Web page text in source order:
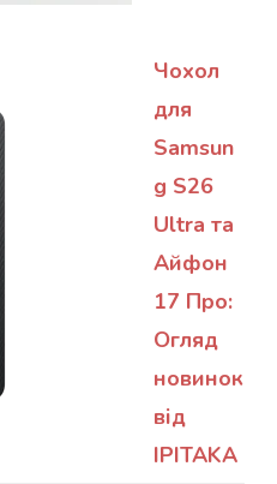
Чохол
для
Samsun
g S26
Ultra та
Айфон
17 Про:
Огляд
новинок
від
IPITAKA